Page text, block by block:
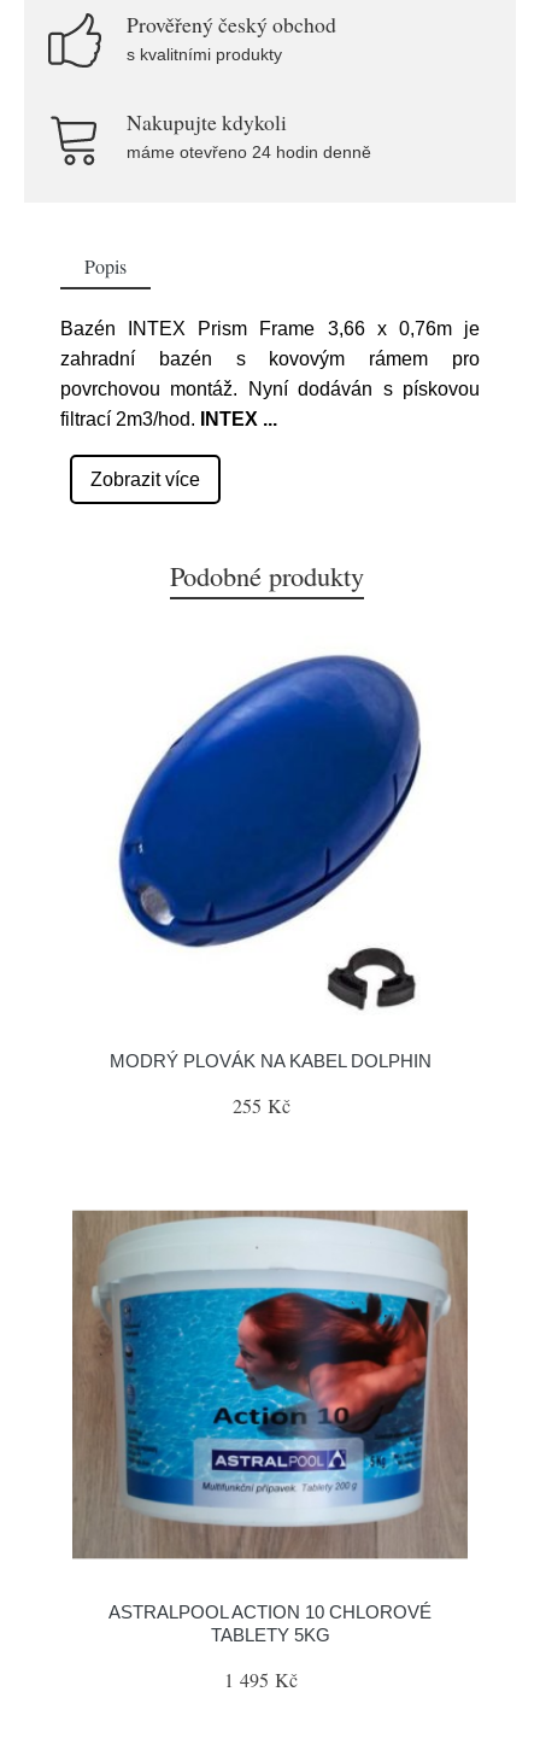
Prověřený český obchod
s kvalitními produkty
Nakupujte kdykoli
máme otevřeno 24 hodin denně
Popis
Bazén INTEX Prism Frame 3,66 x 0,76m je
zahradní bazén s kovovým rámem pro
povrchovou montáž. Nyní dodáván s pískovou
filtrací 2m3/hod.
INTEX ...
Zobrazit více
Podobné produkty
MODRÝ PLOVÁK NA KABEL DOLPHIN
255 Kč
ASTRALPOOL ACTION 10 CHLOROVÉ
TABLETY 5KG
1 495 Kč